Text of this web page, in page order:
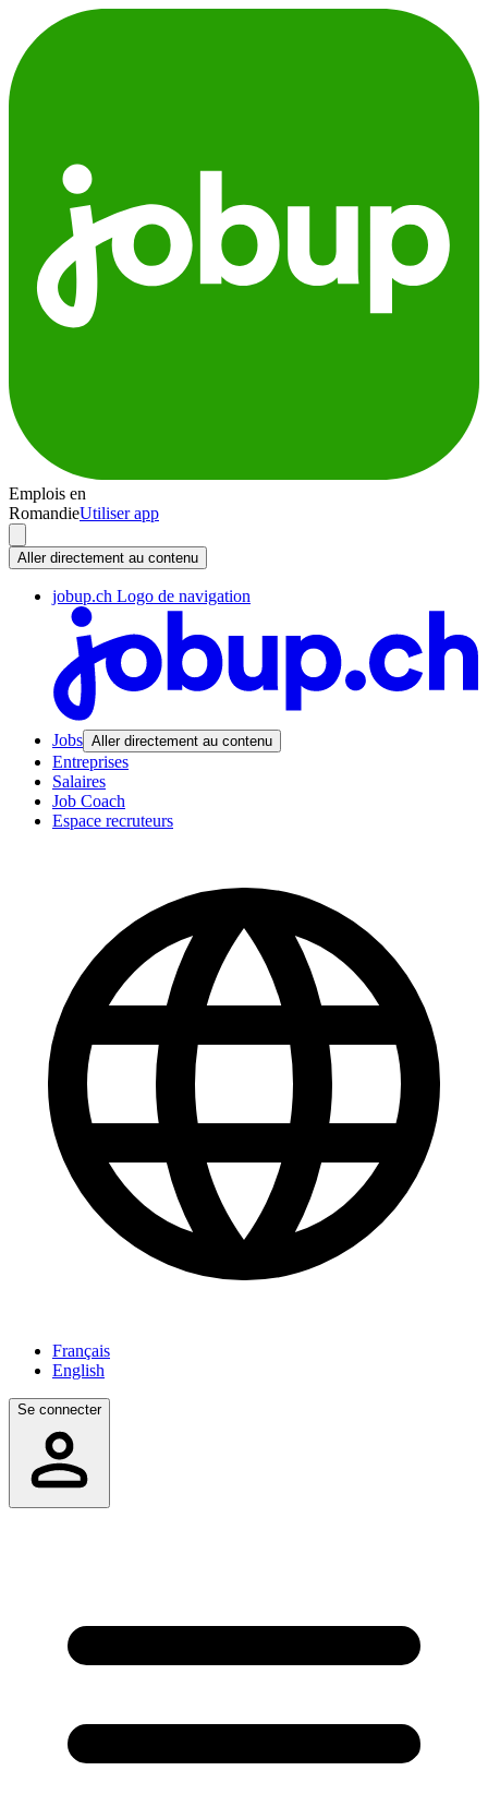
Emplois en
RomandieUtiliser app
Aller directement au contenu
jobup.ch Logo de navigation
Jobs Aller directement au contenu
Entreprises
Salaires
Job Coach
Espace recruteurs
Français
English
Se connecter